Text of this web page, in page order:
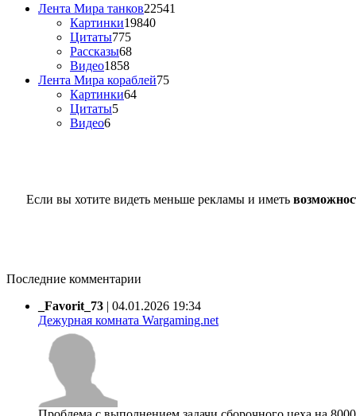
Лента Мира танков22541
Картинки19840
Цитаты775
Рассказы68
Видео1858
Лента Мира кораблей75
Картинки64
Цитаты5
Видео6
Если вы хотите видеть меньше рекламы и иметь
Последние комментарии
_Favorit_73 | 04.01.2026 19:34
Дежурная комната Wargaming.net